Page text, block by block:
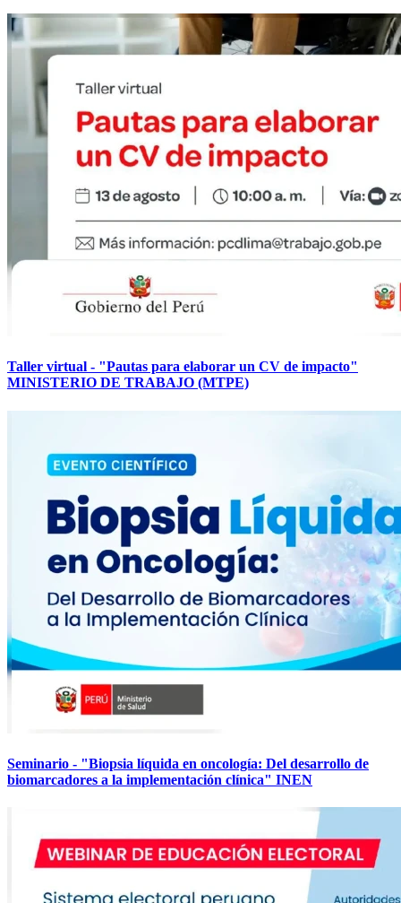
Taller virtual - "Pautas para elaborar un CV de impacto"
MINISTERIO DE TRABAJO (MTPE)
Seminario - "Biopsia líquida en oncología: Del desarrollo de
biomarcadores a la implementación clínica" INEN